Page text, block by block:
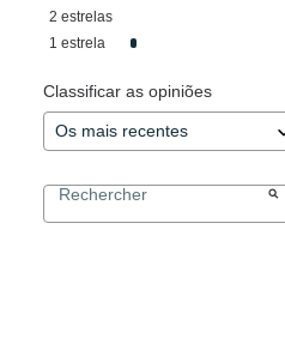
2 estrelas
1 estrela
Classificar as opiniões